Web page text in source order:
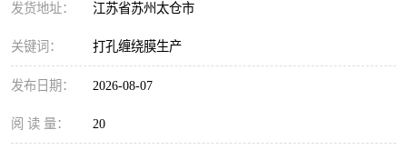
发货地址： 江苏省苏州太仓市
关键词： 打孔缠绕膜生产
发布日期： 2026-08-07
阅 读 量： 20